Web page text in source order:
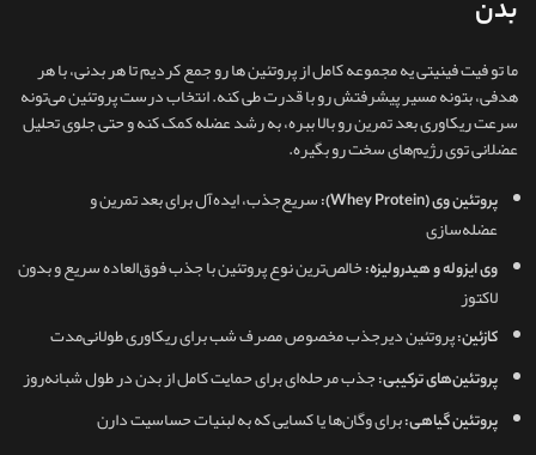
بدن
ما تو فیت فینیتی یه مجموعه کامل از پروتئین ها رو جمع کردیم تا هر بدنی، با هر
هدفی، بتونه مسیر پیشرفتش رو با قدرت طی کنه. انتخاب درست پروتئین می‌تونه
سرعت ریکاوری بعد تمرین رو بالا ببره، به رشد عضله کمک کنه و حتی جلوی تحلیل
عضلانی توی رژیم‌های سخت رو بگیره.
پروتئین وی (Whey Protein):
سریع‌جذب، ایده‌آل برای بعد تمرین و
عضله‌سازی
وی ایزوله و هیدرولیزه:خالص‌ترین نوع پروتئین با جذب فوق‌العاده سریع و بدون
لاکتوز
کازئین:پروتئین دیرجذب مخصوص مصرف شب برای ریکاوری طولانی‌مدت
پروتئین‌های ترکیبی:جذب مرحله‌ای برای حمایت کامل از بدن در طول شبانه‌روز
پروتئین گیاهی:برای وگان‌ها یا کسایی که به لبنیات حساسیت دارن